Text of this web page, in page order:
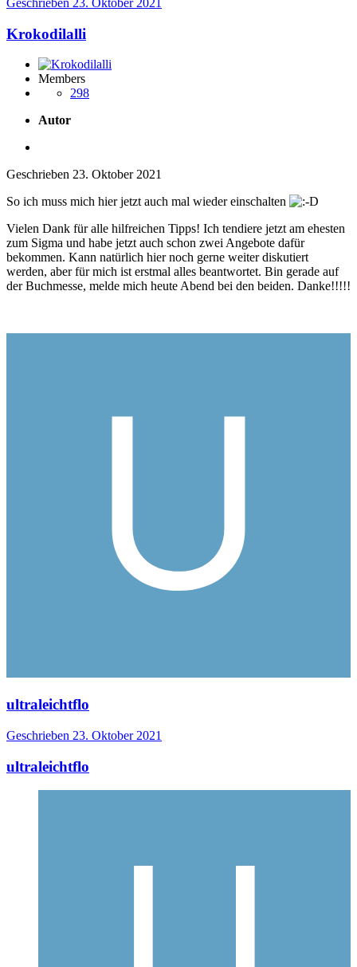
Geschrieben 23. Oktober 2021
Krokodilalli
Members
298
Autor
Geschrieben 23. Oktober 2021
So ich muss mich hier jetzt auch mal wieder einschalten
Vielen Dank für alle hilfreichen Tipps! Ich tendiere jetzt am ehesten
zum Sigma und habe jetzt auch schon zwei Angebote dafür
bekommen. Kann natürlich hier noch gerne weiter diskutiert
werden, aber für mich ist erstmal alles beantwortet. Bin gerade auf
der Buchmesse, melde mich heute Abend bei den beiden. Danke!!!!!
ultraleichtflo
Geschrieben 23. Oktober 2021
ultraleichtflo